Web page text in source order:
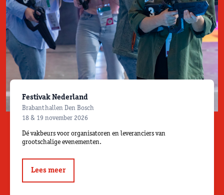
Festivak Nederland
Brabanthallen Den Bosch
18 & 19 november 2026
Dé vakbeurs voor organisatoren en leveranciers van
grootschalige evenementen.
Lees meer